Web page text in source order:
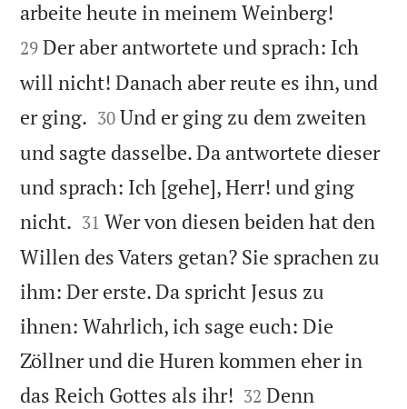
arbeite heute in meinem Weinberg!
29 Der aber antwortete und sprach: Ich
will nicht! Danach aber reute es ihn, und
er ging. 

30 Und er ging zu dem zweiten
und sagte dasselbe. Da antwortete dieser
und sprach: Ich [gehe], Herr! und ging
nicht. 

31 Wer von diesen beiden hat den
Willen des Vaters getan? Sie sprachen zu
ihm: Der erste. Da spricht Jesus zu
ihnen: Wahrlich, ich sage euch: Die
Zöllner und die Huren kommen eher in
das Reich Gottes als ihr! 

32 Denn